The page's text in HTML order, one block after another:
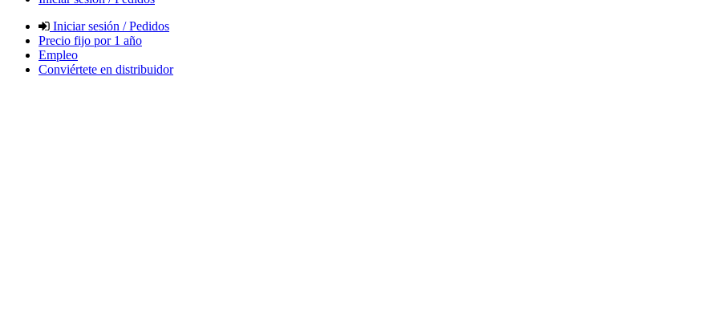
Iniciar sesión / Pedidos
Precio fijo por 1 año
Empleo
Conviértete en distribuidor